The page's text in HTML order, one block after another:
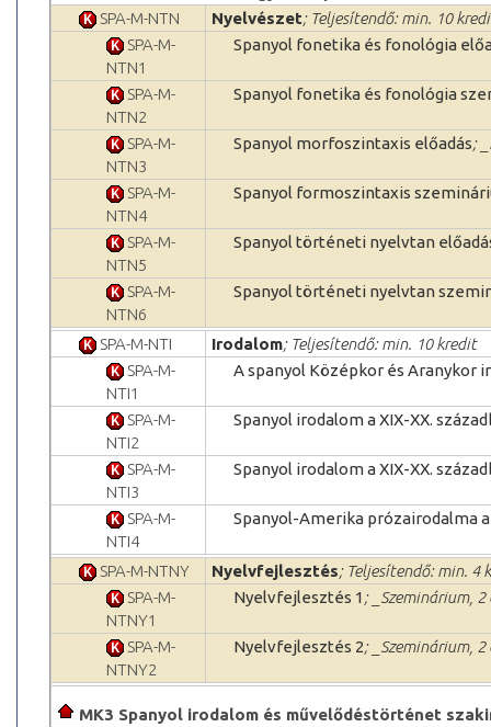
SPA-M-NTN
Nyelvészet; Teljesítendő: min. 10
SPA-M-
NTN1
Spanyol fonetika és fonológia
SPA-M-
NTN2
Spanyol fonetika és fonológia
SPA-M-
NTN3
Spanyol morfoszintaxis előadás;
SPA-M-
NTN4
Spanyol formoszintaxis
SPA-M-
NTN5
Spanyol történeti nyelvtan
SPA-M-
NTN6
Spanyol történeti nyelvtan
SPA-M-NTI Irodalom; Teljesítendő: min. 10 kredit
SPA-M-
NTI1
A spanyol Középkor és Aranykor
SPA-M-
NTI2
Spanyol irodalom a XIX-XX.
SPA-M-
NTI3
Spanyol irodalom a XIX-XX.
SPA-M-
NTI4
Spanyol-Amerika prózairodalma a
SPA-M-NTNY Nyelvfejlesztés; Teljesítendő: min. 4
SPA-M-
NTNY1
Nyelvfejlesztés 1; _Szeminárium,
SPA-M-
NTNY2
Nyelvfejlesztés 2; _Szeminárium,
MK3 Spanyol irodalom és művelődéstörténet